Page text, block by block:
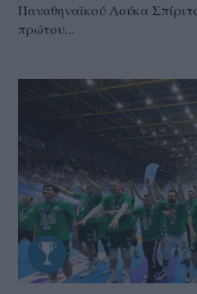
Παναθηναϊκού Λούκα
πρώτου...